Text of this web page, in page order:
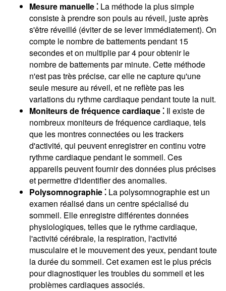
Mesure manuelle ⁚La méthode la plus simple
consiste à prendre son pouls au réveil‚ juste après
s'être réveillé (éviter de se lever immédiatement). On
compte le nombre de battements pendant 15
secondes et on multiplie par 4 pour obtenir le
nombre de battements par minute. Cette méthode
n'est pas très précise‚ car elle ne capture qu'une
seule mesure au réveil‚ et ne reflète pas les
variations du rythme cardiaque pendant toute la nuit.
Moniteurs de fréquence cardiaque ⁚Il existe de
nombreux moniteurs de fréquence cardiaque‚ tels
que les montres connectées ou les trackers
d'activité‚ qui peuvent enregistrer en continu votre
rythme cardiaque pendant le sommeil. Ces
appareils peuvent fournir des données plus précises
et permettre d'identifier des anomalies.
Polysomnographie ⁚La polysomnographie est un
examen réalisé dans un centre spécialisé du
sommeil. Elle enregistre différentes données
physiologiques‚ telles que le rythme cardiaque‚
l'activité cérébrale‚ la respiration‚ l'activité
musculaire et le mouvement des yeux‚ pendant toute
la durée du sommeil. Cet examen est le plus précis
pour diagnostiquer les troubles du sommeil et les
problèmes cardiaques associés.